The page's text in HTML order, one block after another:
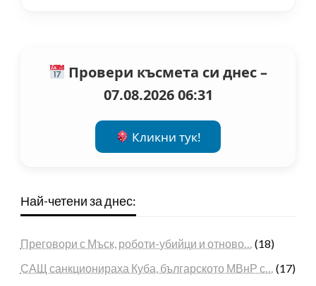
Провери късмета си днес –
07.08.2026 06:31
Кликни тук!
Най-четени за днес:
Преговори с Мъск, роботи-убийци и отново…
(18)
САЩ санкционираха Куба, българското МВнР с…
(17)